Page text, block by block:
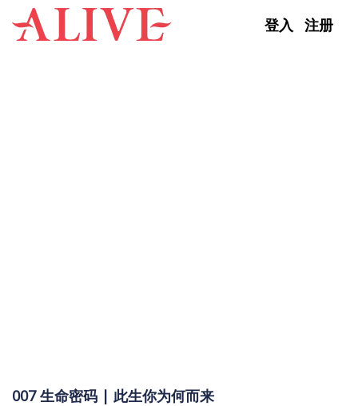
Skip to content
登入 注册
007 生命密码 | 此生你为何而来